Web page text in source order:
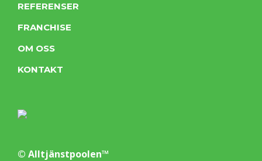
REFERENSER
FRANCHISE
OM OSS
KONTAKT
© Alltjänstpoolen™